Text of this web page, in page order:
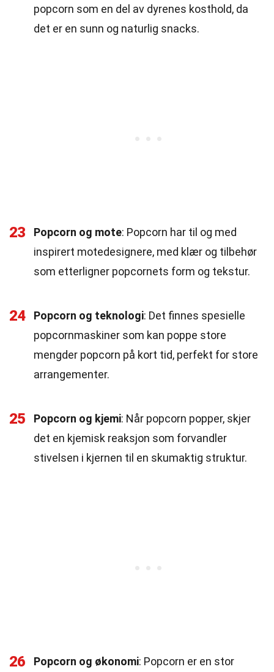
popcorn som en del av dyrenes kosthold, da
det er en sunn og naturlig snacks.
23 Popcorn og mote: Popcorn har til og med
inspirert motedesignere, med klær og tilbehør
som etterligner popcornets form og tekstur.
24 Popcorn og teknologi: Det finnes spesielle
popcornmaskiner som kan poppe store
mengder popcorn på kort tid, perfekt for store
arrangementer.
25 Popcorn og kjemi: Når popcorn popper, skjer
det en kjemisk reaksjon som forvandler
stivelsen i kjernen til en skumaktig struktur.
26 Popcorn og økonomi: Popcorn er en stor